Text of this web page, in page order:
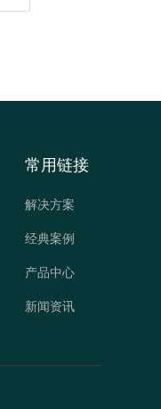
常用链接
解决方案
经典案例
产品中心
新闻资讯